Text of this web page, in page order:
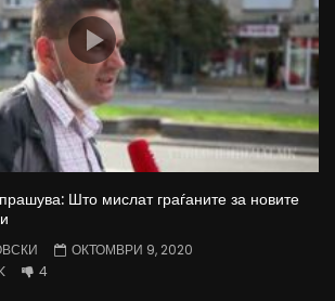
Што мислат граѓаните за новите
ОКТОМВРИ 9, 2020
4